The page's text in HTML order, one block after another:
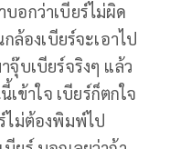
อกว่าเบียร์ไม่ผิด
ล้องเบียร์จะเอาไป
จุ๊บเบียร์จริงๆ แล้ว
ข้าใจ เบียร์ก็ตกใจ
ไม่ต้องพิมพ์ไป